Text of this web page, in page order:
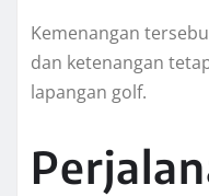
Kemenangan
dan ketenangan
lapangan golf.